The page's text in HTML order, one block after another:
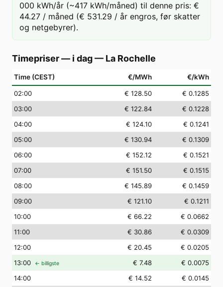
000 kWh/år (~417 kWh/måned) til denne pris: €
44.27 / måned (€ 531.29 / år engros, før skatter
og netgebyrer).
Timepriser — i dag— La Rochelle
Time (CEST) €/MWh €/kWh
02:00 € 128.50
€ 0.1285
03:00 € 122.84
€ 0.1228
04:00 € 124.10
€ 0.1241
05:00 € 130.94
€ 0.1309
06:00 € 152.12
€ 0.1521
07:00 € 151.50
€ 0.1515
08:00 € 145.89
€ 0.1459
09:00 € 121.10
€ 0.1211
10:00 € 66.22
€ 0.0662
11:00 € 30.86
€ 0.0309
12:00 € 20.45
€ 0.0205
13:00 ← billigste € 7.48
€ 0.0075
14:00 € 14.52
€ 0.0145